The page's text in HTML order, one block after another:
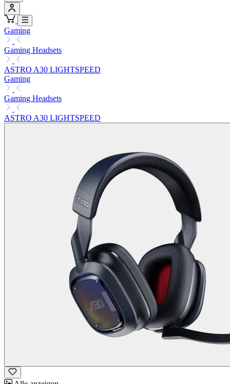
Gaming
Gaming Headsets
ASTRO A30 LIGHTSPEED
Gaming
Gaming Headsets
ASTRO A30 LIGHTSPEED